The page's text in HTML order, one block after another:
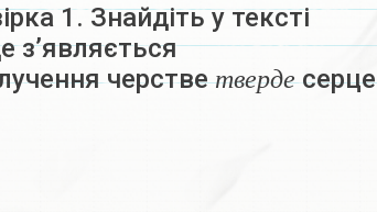
1. Знайдіть у тексті
з’являється
черстве т в е р д е
рд серце